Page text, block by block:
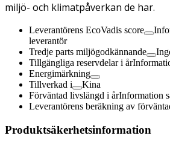
miljö- och klimatpåverkan de har.
Leverantörens EcoVadis score
leverantör
Tredje parts miljögodkännande
Tillgängliga reservdelar i år
Energimärkning
Tillverkad i
Kina
Förväntad livslängd i årInformation
Leverantörens beräkning av
Produktsäkerhetsinformation